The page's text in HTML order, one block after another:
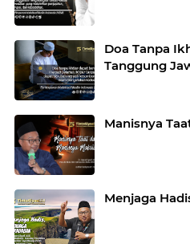
Doa Tanpa
Tanggung
Manisnya
Menjaga